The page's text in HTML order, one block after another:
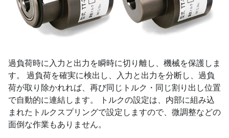
過負荷時に入力と出力を瞬時に切り離し、機械を保護しま
す。 過負荷を確実に検出し、入力と出力を分断し、過負
荷が取り除かれれば、再び同じトルク・同じ割り出し位置
で自動的に連結します。 トルクの設定は、内部に組み込
まれたトルクスプリングで設定しますので、微調整などの
面倒な作業もありません。